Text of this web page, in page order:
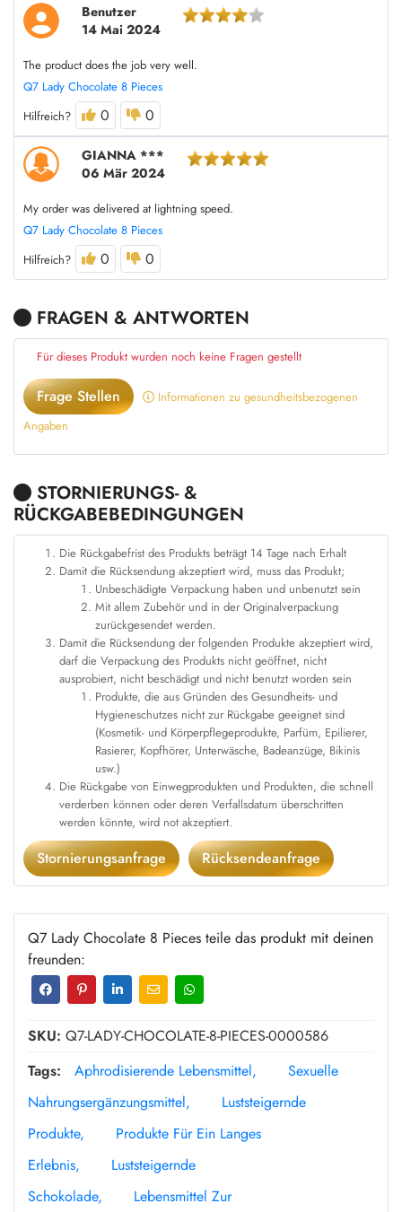
Benutzer
14 Mai 2024
The product does the job very well.
Q7 Lady Chocolate 8 Pieces
Hilfreich?
0 0
GIANNA ***
06 Mär 2024
My order was delivered at lightning speed.
Q7 Lady Chocolate 8 Pieces
Hilfreich?
0 0
FRAGEN & ANTWORTEN
Für dieses Produkt wurden noch keine Fragen gestellt
Frage Stellen
Informationen zu gesundheitsbezogenen
Angaben
STORNIERUNGS- &
RÜCKGABEBEDINGUNGEN
Die Rückgabefrist des Produkts beträgt 14 Tage nach Erhalt
Damit die Rücksendung akzeptiert wird, muss das Produkt;
Unbeschädigte Verpackung haben und unbenutzt sein
Mit allem Zubehör und in der Originalverpackung
zurückgesendet werden.
Damit die Rücksendung der folgenden Produkte akzeptiert wird,
darf die Verpackung des Produkts nicht geöffnet, nicht
ausprobiert, nicht beschädigt und nicht benutzt worden sein
Produkte, die aus Gründen des Gesundheits- und
Hygieneschutzes nicht zur Rückgabe geeignet sind
(Kosmetik- und Körperpflegeprodukte, Parfüm, Epilierer,
Rasierer, Kopfhörer, Unterwäsche, Badeanzüge, Bikinis
usw.)
Die Rückgabe von Einwegprodukten und Produkten, die schnell
verderben können oder deren Verfallsdatum überschritten
werden könnte, wird not akzeptiert.
Stornierungsanfrage Rücksendeanfrage
Q7 Lady Chocolate 8 Pieces teile das produkt mit deinen
freunden:
SKU: Q7-LADY-CHOCOLATE-8-PIECES-0000586
Tags:
Aphrodisierende Lebensmittel
Sexuelle
Nahrungsergänzungsmittel
Luststeigernde
Produkte
Produkte Für Ein Langes
Erlebnis
Luststeigernde
Schokolade
Lebensmittel Zur